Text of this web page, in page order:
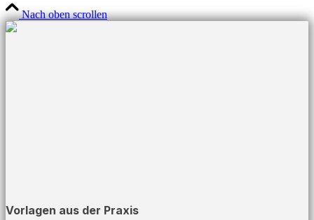
Nach oben scrollen
Vorlagen aus der Praxis